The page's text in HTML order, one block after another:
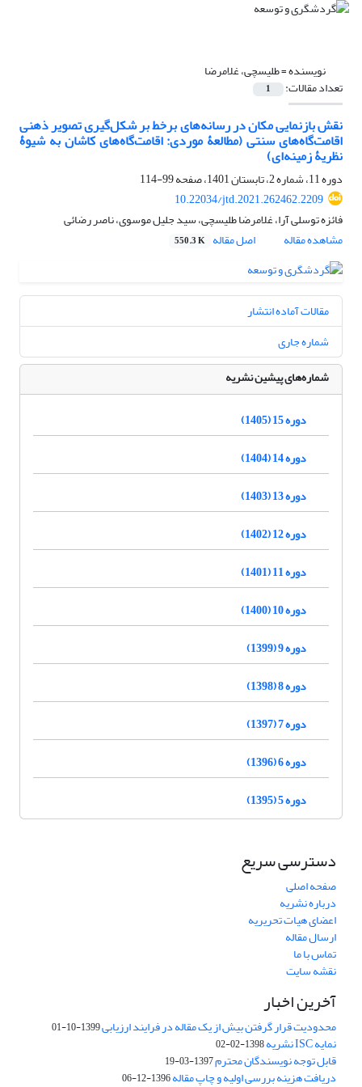
نویسنده =طلیسچی، غلامرضا
تعداد مقالات: 1
نقش بازنمایی مکان در رسانه‌های برخط بر شکل‌گیری تصویر ذهنی
اقامت‌گاه‌های سنتی (مطالعۀ موردی: اقامت‌گاه‌های کاشان به شیوۀ
نظریۀ زمینه‌ای)
دوره 11، شماره 2، تابستان 1401، صفحه
99-114
10.22034/jtd.2021.262462.2209
فائزه توسلی آرا، غلامرضا طلیسچی، سید جلیل موسوی، ناصر رضائی
مشاهده مقاله
اصل مقاله 550.3 K
مقالات آماده انتشار
شماره جاری
شماره‌های پیشین نشریه
دوره 15 (1405)
دوره 14 (1404)
دوره 13 (1403)
دوره 12 (1402)
دوره 11 (1401)
دوره 10 (1400)
دوره 9 (1399)
دوره 8 (1398)
دوره 7 (1397)
دوره 6 (1396)
دوره 5 (1395)
دسترسی سریع
صفحه اصلی
درباره نشریه
اعضای هیات تحریریه
ارسال مقاله
تماس با ما
نقشه سایت
آخرین اخبار
محدودیت قرار گرفتن بیش از یک مقاله در فرایند ارزیابی1399-10-01
نمایه ISC نشریه 1398-02-02
قابل توجه نویسندگان محترم1397-03-19
دریافت هزینه بررسی اولیه و چاپ مقاله1396-12-06